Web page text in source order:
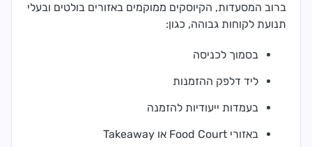
ברוב המסעדות, הקיוסקים ממוקמים באזורים בולטים ובעלי
תנועת לקוחות גבוהה, כגון:
בסמוך לכניסה
ליד דלפק ההזמנות
בעמדות ייעודיות להזמנה
באזורי Food Court או Takeaway